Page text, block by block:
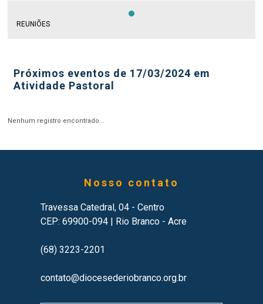
REUNIÕES
Próximos eventos de 17/03/2024 em
Atividade Pastoral
Nenhum registro encontrado...
Nosso contato
Travessa Catedral, 04 - Centro
CEP: 69900-094 | Rio Branco - Acre
(68) 3223-2201
contato@diocesederiobranco.org.br